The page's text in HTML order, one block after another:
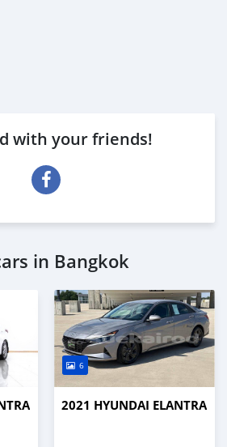
with your friends!
in Bangkok
6
2021 HYUNDAI ELANTRA